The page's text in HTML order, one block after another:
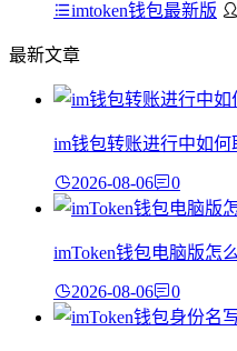
imtoken钱包最新版
最新文章
im钱包转账进行中如
2026-08-06 0
imToken钱包电脑版怎
2026-08-06 0